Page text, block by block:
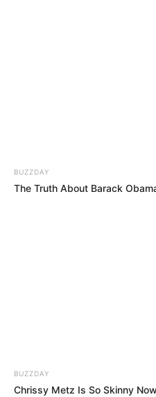
BUZZDAY
The Truth About Barack
BUZZDAY
Chrissy Metz Is So Skinny